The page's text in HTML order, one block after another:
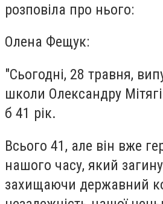
розповіла про нього:
Олена Фещук:
"Сьогодні, 28 травня,
школи Олександру
б 41 рік.
Всього 41, але він вже
нашого часу, який
захищаючи державний